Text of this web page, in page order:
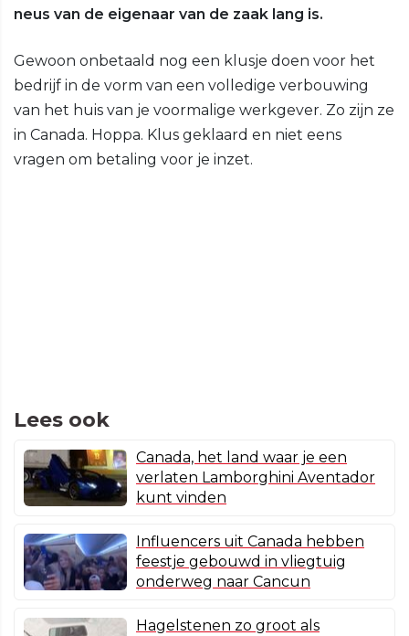
neus van de eigenaar van de zaak lang is.
Gewoon onbetaald nog een klusje doen voor het
bedrijf in de vorm van een volledige verbouwing
van het huis van je voormalige werkgever. Zo zijn ze
in Canada. Hoppa. Klus geklaard en niet eens
vragen om betaling voor je inzet.
Lees ook
Canada, het land waar je een
verlaten Lamborghini Aventador
kunt vinden
Influencers uit Canada hebben
feestje gebouwd in vliegtuig
onderweg naar Cancun
Hagelstenen zo groot als